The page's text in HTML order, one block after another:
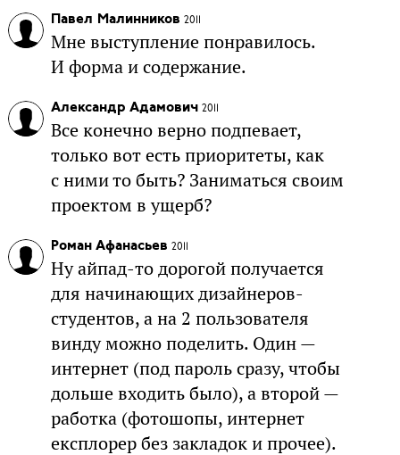
Павел Малинников 2011
Мне выступление понравилось.
И форма и содержание.
Александр Адамович 2011
Все конечно верно подпевает,
только вот есть приоритеты, как
с ними то быть? Заниматься своим
проектом в ущерб?
Роман Афанасьев 2011
Ну айпад-то дорогой получается
для начинающих дизайнеров-
студентов, а на 2 пользователя
винду можно поделить. Один —
интернет (под пароль сразу, чтобы
дольше входить было), а второй —
работка (фотошопы, интернет
експлорер без закладок и прочее).